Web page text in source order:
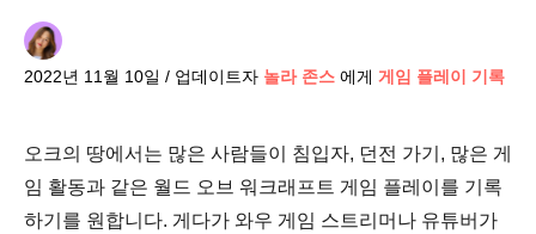
2022년 11월 10일 / 업데이트자 놀라 존스 에게 게임 플레이 기록
오크의 땅에서는 많은 사람들이 침입자, 던전 가기, 많은 게
임 활동과 같은 월드 오브 워크래프트 게임 플레이를 기록
하기를 원합니다. 게다가 와우 게임 스트리머나 유튜버가